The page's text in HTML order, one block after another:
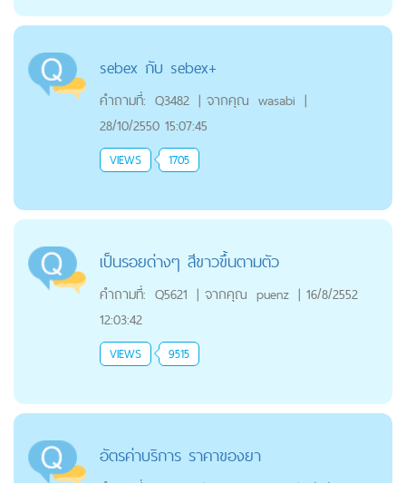
sebex กับ sebex+
คำถามที่: Q3482 | จากคุณ wasabi |
28/10/2550 15:07:45
VIEWS 1705
เป็นรอยด่างๆ สีขาวขึ้นตามตัว
คำถามที่: Q5621 | จากคุณ puenz | 16/8/2552
12:03:42
VIEWS 9515
อัตรค่าบริการ ราคาของยา